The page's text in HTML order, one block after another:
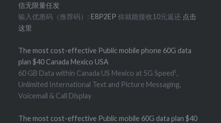
信无限量任发
输入优惠码（推荐码）:E8P2EP你就能接收10元返还 点击
这里
The most cost-effective Public mobile phone 60G data
plan $40 Canada Mexico USA
60 GB Data within Canada US Mexico at 5G Speed¹,
Unlimited International Text and Picture Messaging,
Voicemail & Call Display
The most cost-effective Public mobile 60G data plan $40